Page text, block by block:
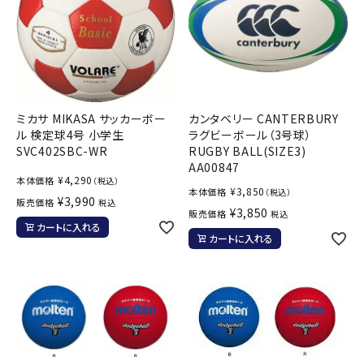
ミカサ MIKASA サッカーボー
ル 検定球4号 小学生
SVC402SBC-WR
本体価格 ¥4,290 （税込）
販売価格 ¥3,990 税込
カートに入れる
カンタベリー CANTERBURY
ラグビーボール（3号球）
RUGBY BALL(SIZE3)
AA00847
本体価格 ¥3,850 （税込）
販売価格 ¥3,850 税込
カートに入れる